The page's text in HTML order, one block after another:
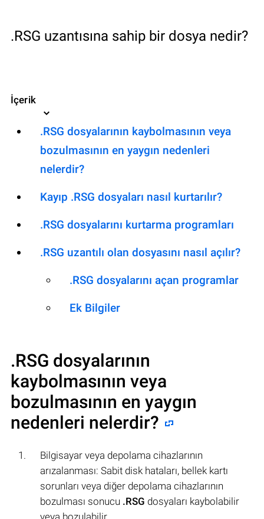
.RSG uzantısına sahip bir dosya nedir?
İçerik
.RSG dosyalarının kaybolmasının veya
bozulmasının en yaygın nedenleri
nelerdir?
Kayıp .RSG dosyaları nasıl kurtarılır?
.RSG dosyalarını kurtarma programları
.RSG uzantılı olan dosyasını nasıl açılır?
.RSG dosyalarını açan programlar
Ek Bilgiler
.RSG dosyalarının
kaybolmasının veya
bozulmasının en yaygın
nedenleri nelerdir?
Bilgisayar veya depolama cihazlarının
arızalanması: Sabit disk hataları, bellek kartı
sorunları veya diğer depolama cihazlarının
bozulması sonucu .RSG dosyaları kaybolabilir
veya bozulabilir.